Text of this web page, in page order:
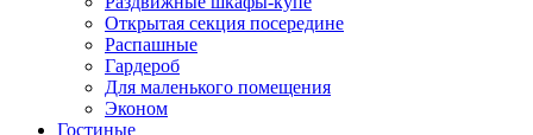
Открытая секция посередине
Распашные
Гардероб
Для маленького помещения
Эконом
Гостиные